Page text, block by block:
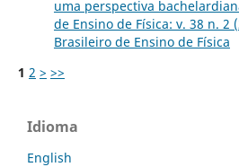
uma perspectiva
de Ensino de Física: v. 38 n. 2
Brasileiro de Ensino de Física
1 2 > >>
Idioma
English